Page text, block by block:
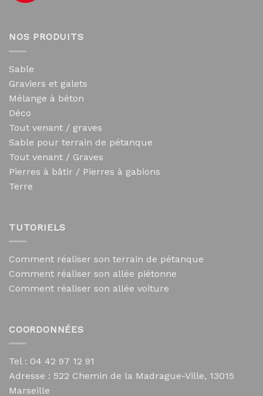
NOS PRODUITS
Sable
Graviers et galets
Mélange à béton
Déco
Tout venant / graves
Sable pour terrain de pétanque
Tout venant / Graves
Pierres à bâtir / Pierres à gabions
Terre
TUTORIELS
Comment réaliser son terrain de pétanque
Comment réaliser son allée piétonne
Comment réaliser son allée voiture
COORDONNÉES
Tel : 04 42 97 12 91
Adresse : 522 Chemin de la Madrague-Ville, 13015
Marseille